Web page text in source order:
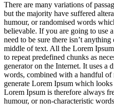
There are many variations of
but the majority have suffered
humour, or randomised words
believable. If you are going to use
need to be sure there isn’t
middle of text. All the Lorem
to repeat predefined chunks as
generator on the Internet. It uses
words, combined with a handful of
generate Lorem Ipsum which looks
Lorem Ipsum is therefore always
humour, or non-characteristic